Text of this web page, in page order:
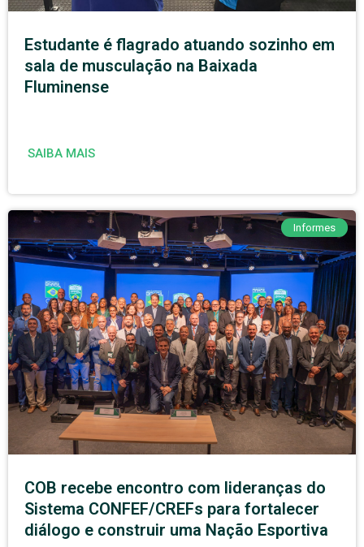
Estudante é flagrado atuando sozinho em
sala de musculação na Baixada
Fluminense
SAIBA MAIS
Informes
COB recebe encontro com lideranças do
Sistema CONFEF/CREFs para fortalecer
diálogo e construir uma Nação Esportiva